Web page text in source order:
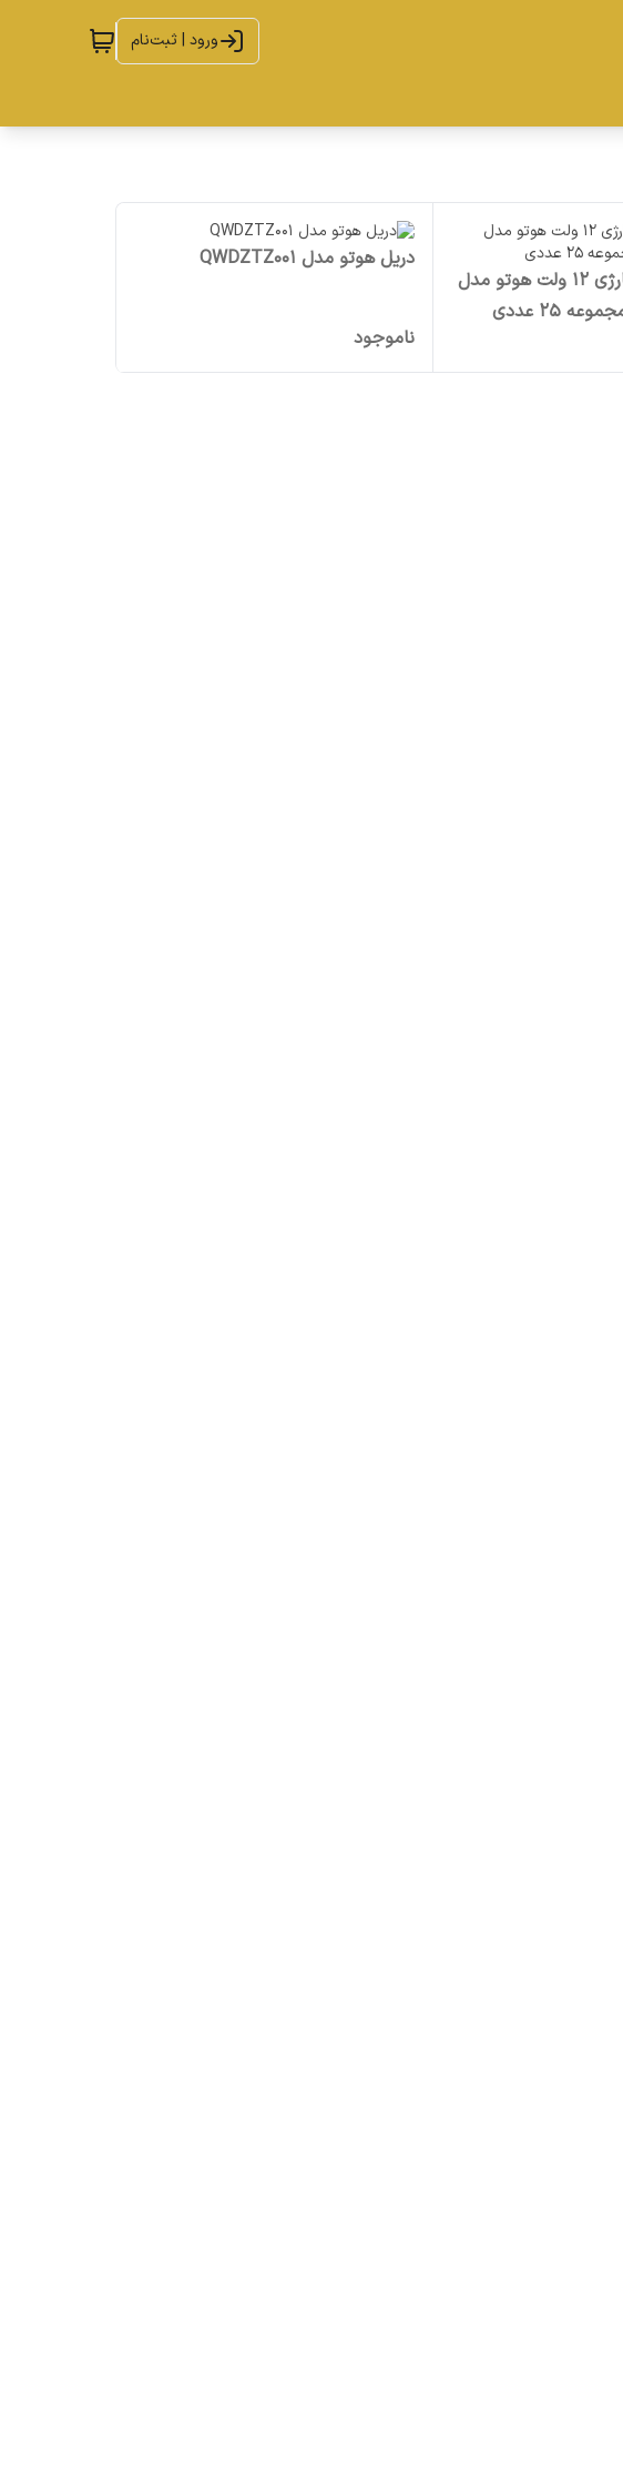
ورود | ثبت‌نام
پیچ گوشتی شارژی 12 ولت هوتو مدل
دریل هوتو مدل QWDZTZ001
ناموجود